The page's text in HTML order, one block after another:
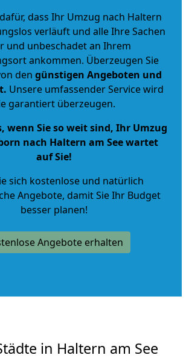
dass Ihr Umzug nach Haltern
verläuft und alle Ihre Sachen
und unbeschadet an Ihrem
ankommen. Überzeugen Sie
den günstigen Angeboten und
. Unsere umfassender Service wird
garantiert überzeugen.
wenn Sie so weit sind, Ihr Umzug
nach Haltern am See wartet
auf Sie!
sich kostenlose und natürlich
Angebote, damit Sie Ihr Budget
besser planen!
Angebote erhalten
in Haltern am See